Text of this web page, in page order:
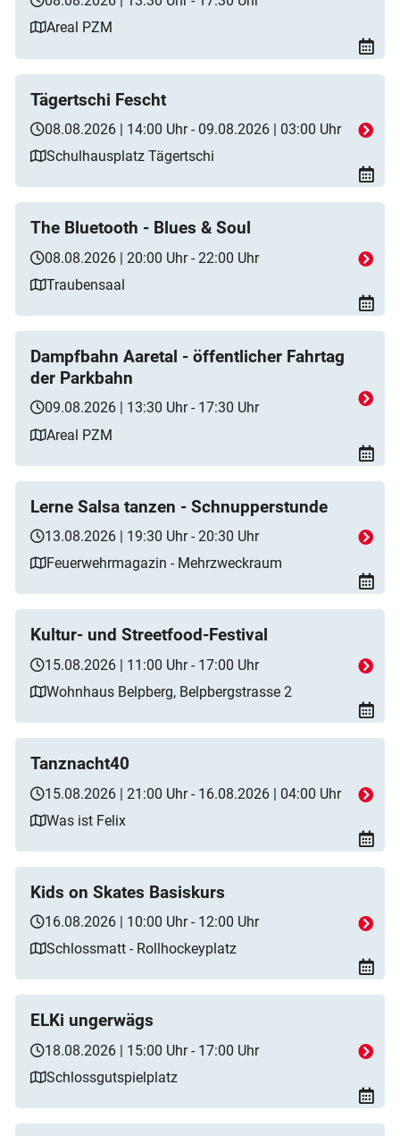
Areal PZM
Tägertschi Fescht
08.08.2026 | 14:00 Uhr - 09.08.2026 | 03:00 Uhr
Schulhausplatz Tägertschi
The Bluetooth - Blues & Soul
08.08.2026 | 20:00 Uhr - 22:00 Uhr
Traubensaal
Dampfbahn Aaretal - öffentlicher Fahrtag
der Parkbahn
09.08.2026 | 13:30 Uhr - 17:30 Uhr
Areal PZM
Lerne Salsa tanzen - Schnupperstunde
13.08.2026 | 19:30 Uhr - 20:30 Uhr
Feuerwehrmagazin - Mehrzweckraum
Kultur- und Streetfood-Festival
15.08.2026 | 11:00 Uhr - 17:00 Uhr
Wohnhaus Belpberg, Belpbergstrasse 2
Tanznacht40
15.08.2026 | 21:00 Uhr - 16.08.2026 | 04:00 Uhr
Was ist Felix
Kids on Skates Basiskurs
16.08.2026 | 10:00 Uhr - 12:00 Uhr
Schlossmatt - Rollhockeyplatz
ELKi ungerwägs
18.08.2026 | 15:00 Uhr - 17:00 Uhr
Schlossgutspielplatz